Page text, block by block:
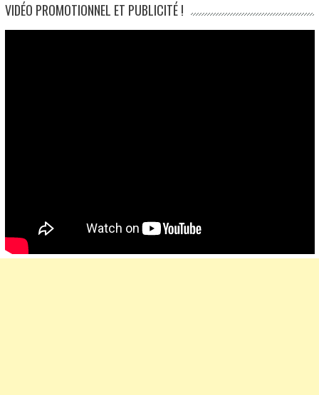
VIDÉO PROMOTIONNEL ET PUBLICITÉ !